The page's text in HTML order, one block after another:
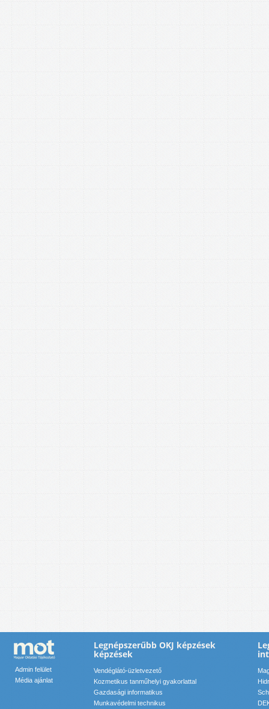
Admin felület
Média ajánlat
Legnépszerűbb OKJ képzések
képzések
Vendéglátó-üzletvezető
Kozmetikus tanműhelyi gyakorlattal
Gazdasági informatikus
Munkavédelmi technikus